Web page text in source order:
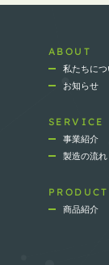
ABOUT
私たちにつ
お知らせ
SERVICE
事業紹介
製造の流れ
PRODUCT
商品紹介